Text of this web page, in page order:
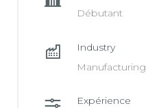
Débutant
Industry
Manufacturing
Expérience